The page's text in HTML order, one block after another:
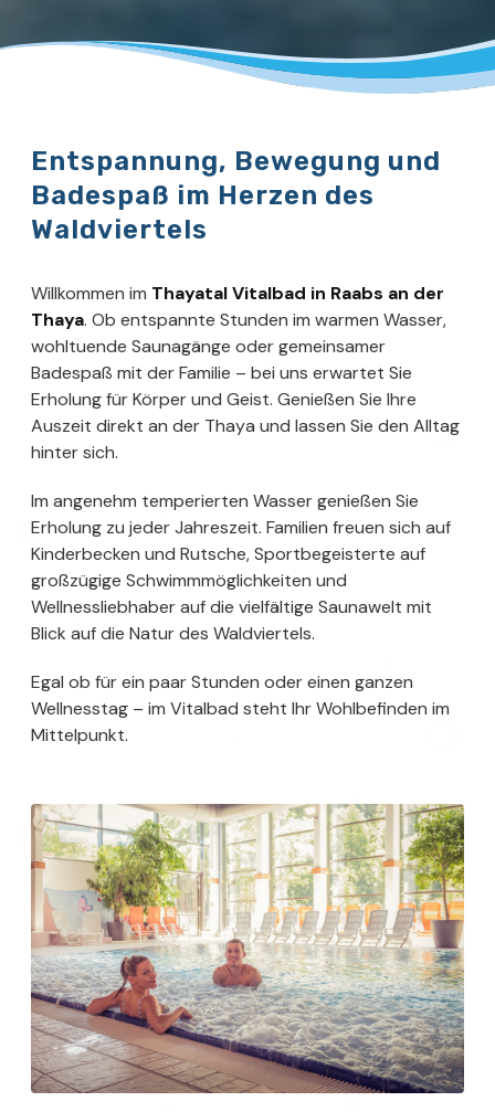
Entspannung, Bewegung und
Badespaß im Herzen des
Waldviertels
Willkommen im Thayatal Vitalbad in Raabs an der
Thaya. Ob entspannte Stunden im warmen Wasser,
wohltuende Saunagänge oder gemeinsamer
Badespaß mit der Familie – bei uns erwartet Sie
Erholung für Körper und Geist. Genießen Sie Ihre
Auszeit direkt an der Thaya und lassen Sie den Alltag
hinter sich.
Im angenehm temperierten Wasser genießen Sie
Erholung zu jeder Jahreszeit. Familien freuen sich auf
Kinderbecken und Rutsche, Sportbegeisterte auf
großzügige Schwimmmöglichkeiten und
Wellnessliebhaber auf die vielfältige Saunawelt mit
Blick auf die Natur des Waldviertels.
Egal ob für ein paar Stunden oder einen ganzen
Wellnesstag – im Vitalbad steht Ihr Wohlbefinden im
Mittelpunkt.